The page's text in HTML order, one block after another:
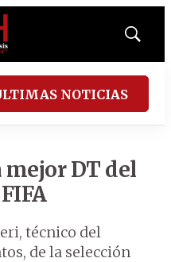
Mostrar
NOTICIAS
mejor DT del
técnico del
de la selección